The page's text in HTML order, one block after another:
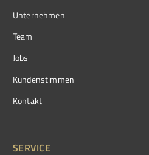
Unternehmen
Team
Jobs
Kundenstimmen
Kontakt
SERVICE